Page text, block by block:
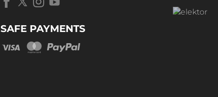
SAFE PAYMENTS